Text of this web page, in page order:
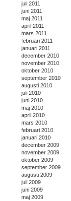
juli 2011
juni 2011
maj 2011
april 2011
mars 2011
februari 2011
januari 2011
december 2010
november 2010
oktober 2010
september 2010
augusti 2010
juli 2010
juni 2010
maj 2010
april 2010
mars 2010
februari 2010
januari 2010
december 2009
november 2009
oktober 2009
september 2009
augusti 2009
juli 2009
juni 2009
maj 2009